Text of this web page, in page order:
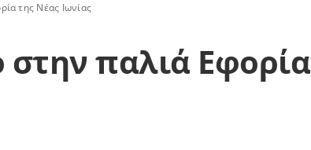
της Νέας Ιωνίας
στην παλιά Εφορία